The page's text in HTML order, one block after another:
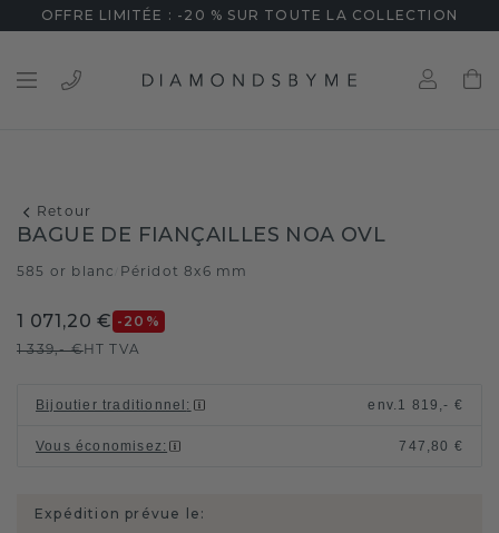
OFFRE LIMITÉE : -20 % SUR TOUTE LA COLLECTION
Retour
BAGUE DE FIANÇAILLES NOA OVL
585 or blanc Péridot 8x6 mm
1 071,20 € -20 %
1 339,- €HT TVA
Bijoutier traditionnel : env. 1 819,- €
Vous économisez: 747,80 €
Expédition prévue le: